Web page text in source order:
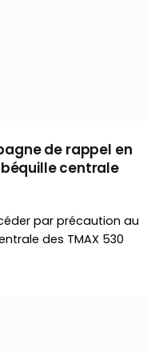
de rappel en
centrale
par précaution au
des TMAX 530